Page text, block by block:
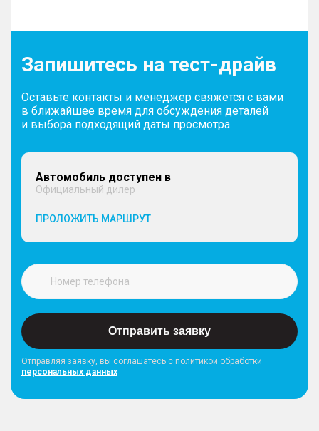
Запишитесь на тест-драйв
Оставьте контакты и менеджер свяжется с вами
в ближайшее время для обсуждения деталей
и выбора подходящий даты просмотра.
Автомобиль доступен в
Официальный дилер
ПРОЛОЖИТЬ МАРШРУТ
Отправить заявку
Отправляя заявку, вы соглашатесь с политикой обработки
персональных данных